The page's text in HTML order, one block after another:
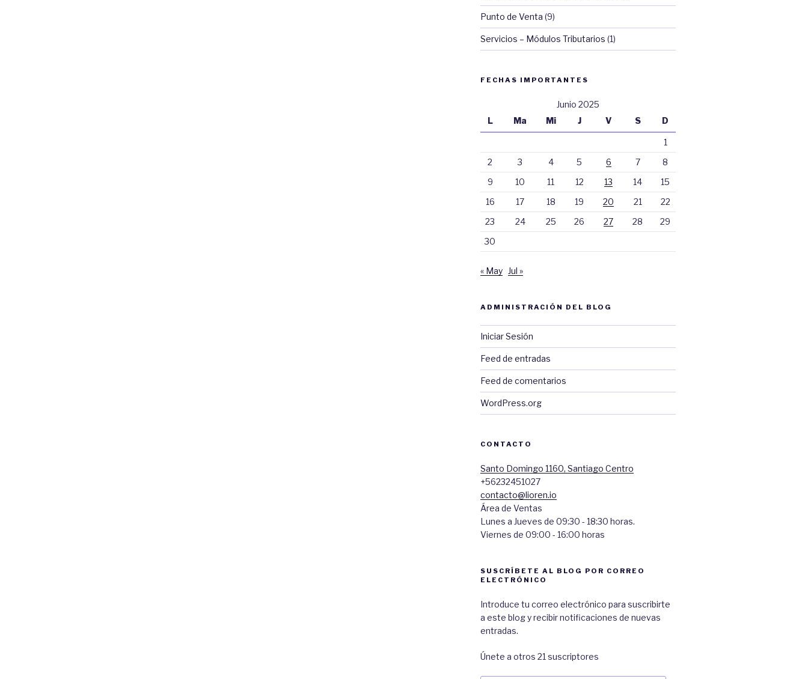
Punto de Venta (9)
Servicios – Módulos Tributarios (1)
FECHAS IMPORTANTES
Junio 2025
L
Ma Mi J V S D
1
2
3 4 5 6 7
8
9
10 11 12 13 14
15
16
17 18 19 20 21
22
23
24 25 26 27 28
29
30
« May Jul »
ADMINISTRACIÓN DEL BLOG
Iniciar Sesión
Feed de entradas
Feed de comentarios
WordPress.org
CONTACTO
Santo Domingo 1160, Santiago Centro
+56232451027
contacto@lioren.io
Área de Ventas
Lunes a Jueves de 09:30 - 18:30 horas.
Viernes de 09:00 - 16:00 horas
SUSCRÍBETE AL BLOG POR CORREO
ELECTRÓNICO
Introduce tu correo electrónico para suscribirte
a este blog y recibir notificaciones de nuevas
entradas.
Únete a otros 21 suscriptores